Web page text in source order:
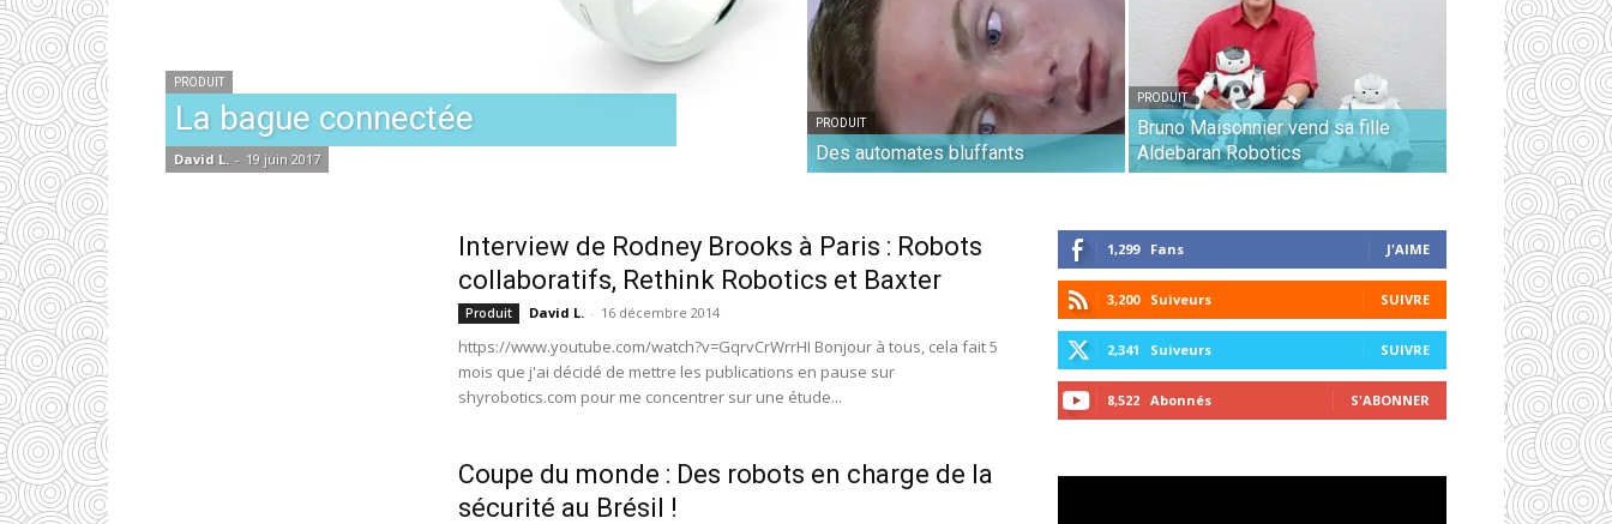
PRODUIT
La bague connectée
David L. - 19 juin 2017
PRODUIT
Des automates bluffants
PRODUIT
Bruno Maisonnier vend sa fille
Aldebaran Robotics
Interview de Rodney Brooks à Paris : Robots
collaboratifs, Rethink Robotics et Baxter
Produit David L. - 16 décembre 2014
https://www.youtube.com/watch?v=GqrvCrWrrHI Bonjour à tous, cela fait 5
mois que j'ai décidé de mettre les publications en pause sur
shyrobotics.com pour me concentrer sur une étude...
Coupe du monde : Des robots en charge de la
sécurité au Brésil !
1,299 Fans J'AIME
3,200 Suiveurs SUIVRE
2,341 Suiveurs SUIVRE
8,522 Abonnés S'ABONNER